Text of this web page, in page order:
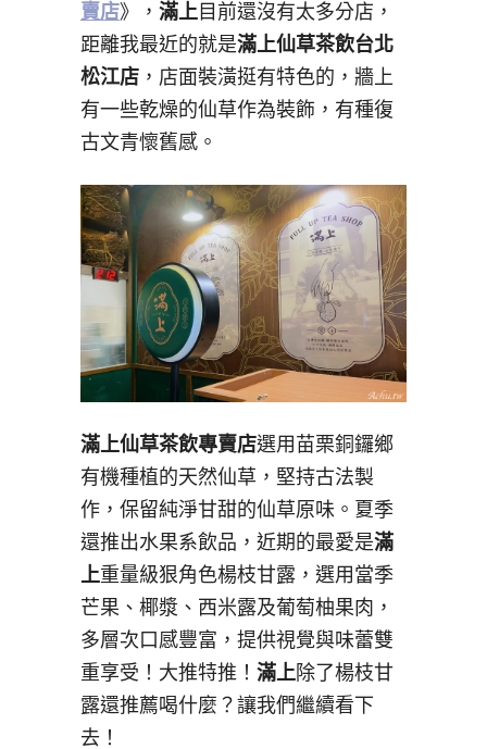
賣店》， 滿上 目前還沒有太多分店，
距離我最近的就是滿上仙草茶飲台北
松江店 ，店面裝潢挺有特色的，牆上
有一些乾燥的仙草作為裝飾，有種復
古文青懷舊感。
滿上仙草茶飲專賣店選用苗栗銅鑼鄉
有機種植的天然仙草，堅持古法製
作，保留純淨甘甜的仙草原味。夏季
還推出水果系飲品，近期的最愛是滿
上重量級狠角色楊枝甘露，選用當季
芒果、椰漿、西米露及葡萄柚果肉，
多層次口感豐富，提供視覺與味蕾雙
重享受！大推特推！ 滿上 除了楊枝甘
露還推薦喝什麼？讓我們繼續看下
去！